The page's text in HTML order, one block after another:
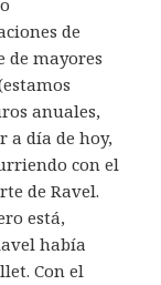
de
de mayores
anuales,
a día de hoy,
con el
de Ravel.
está,
había
Con el